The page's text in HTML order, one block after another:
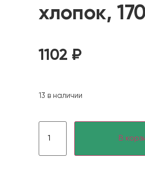
хлопок,
1102 ₽
13 в наличии
В